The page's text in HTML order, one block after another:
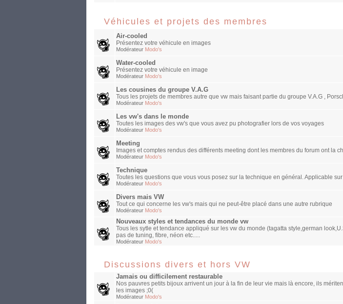
Véhicules et projets des membres
Air-cooled
Présentez votre véhicule en images
Modérateur Modo's
Water-cooled
Présentez votre véhicule en image
Modérateur Modo's
Les cousines du groupe V.A.G
Tous les projets de membres autre que vw mais faisant partie du groupe V.A.G ,
Modérateur Modo's
Les vw's dans le monde
Toutes les images des vw's que vous avez pu photografier lors de vos voyages
Modérateur Modo's
Meeting
Images et comptes rendus des différents meeting dont les membres du forum ont la
Modérateur Modo's
Technique
Toutes les questions que vous vous posez sur la technique en général. Applicable
Modérateur Modo's
Divers mais VW
Tout ce qui concerne les vw's mais qui ne peut-être placé dans une autre rubrique
Modérateur Modo's
Nouveaux styles et tendances du monde vw
Tous les sytle et tendance appliqué sur les vw du monde (tagatta style,german
pas de tuning, fibre, néon etc.....
Modérateur Modo's
Discussions divers et hors VW
Jamais ou difficilement restaurable
Nos pauvres petits bijoux arrivent un jour à la fin de leur vie mais là encore, ils
les images ;0(
Modérateur Modo's